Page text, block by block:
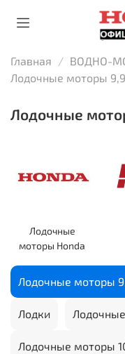
Главная
ВОДНО-
Лодочные моторы
Лодочные
Лодочные
моторы Honda
Лодочные моторы
Лодки
Лодочные моторы